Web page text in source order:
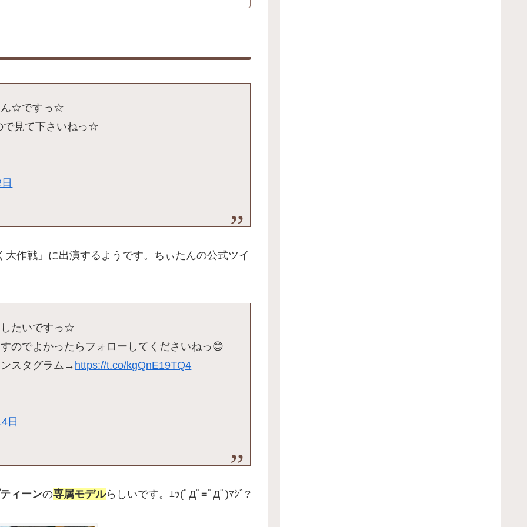
ん☆ですっ☆
で見て下さいねっ☆
作戦」に出演するようです。ちぃたんの公式ツイ
たいですっ☆
のでよかったらフォローしてくださいねっ😊
スタグラム→ https://t.co/kgQnE19TQ4
日
ィーンの専属モデルらしいです。ｴｯ(ﾟДﾟ≡ﾟДﾟ)ﾏｼﾞ?